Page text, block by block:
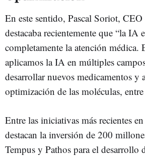
En este sentido, Pascal Soriot, CEO
destacaba recientemente que “la IA
completamente la atención médica.
aplicamos la IA en múltiples
desarrollar nuevos medicamentos y
optimización de las moléculas,
Entre las iniciativas más recientes
destacan la inversión de 200
Tempus y Pathos para el